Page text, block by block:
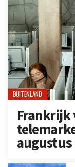
BUITENLAND
Frankrijk
augustus